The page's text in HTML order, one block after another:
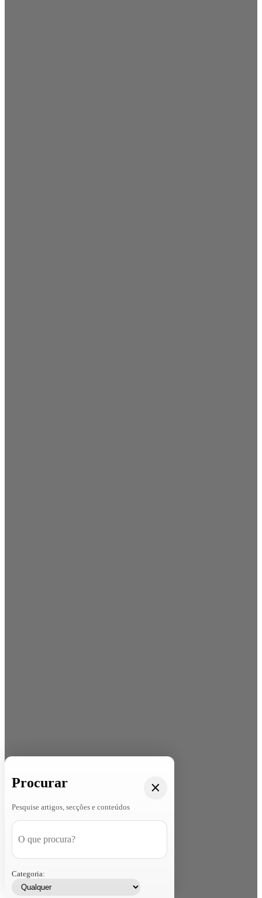
Procurar
Pesquise artigos, secções e conteúdos
Categoria: